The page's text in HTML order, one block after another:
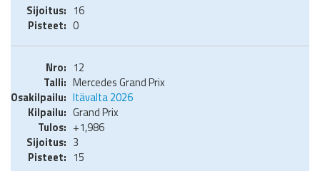
16
0
12
Mercedes Grand Prix
Itävalta 2026
Grand Prix
+1,986
3
15